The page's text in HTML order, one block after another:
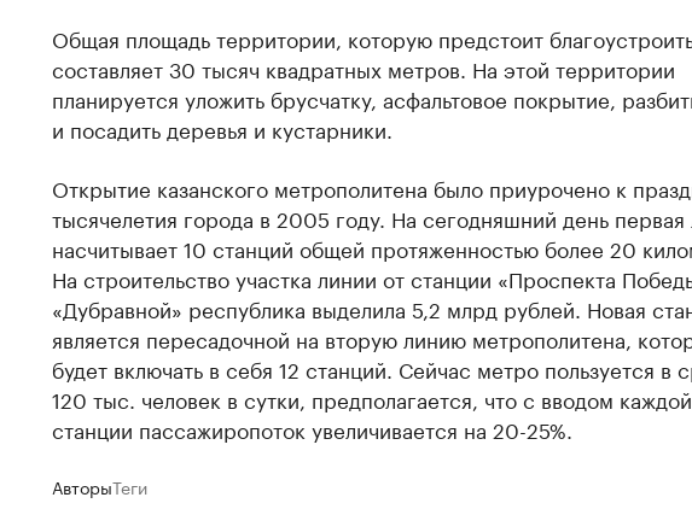
Общая площадь территории, которую предстоит
составляет 30 тысяч квадратных метров. На этой территории
планируется уложить брусчатку, асфальтовое покрытие,
и посадить деревья и кустарники.
Открытие казанского метрополитена было приурочено к
тысячелетия города в 2005 году. На сегодняшний день первая
насчитывает 10 станций общей протяженностью более 20
На строительство участка линии от станции «Проспекта
«Дубравной» республика выделила 5,2 млрд рублей. Новая
является пересадочной на вторую линию метрополитена,
будет включать в себя 12 станций. Сейчас метро пользуется в
120 тыс. человек в сутки, предполагается, что с вводом каждой
станции пассажиропоток увеличивается на 20-25%.
АвторыТеги